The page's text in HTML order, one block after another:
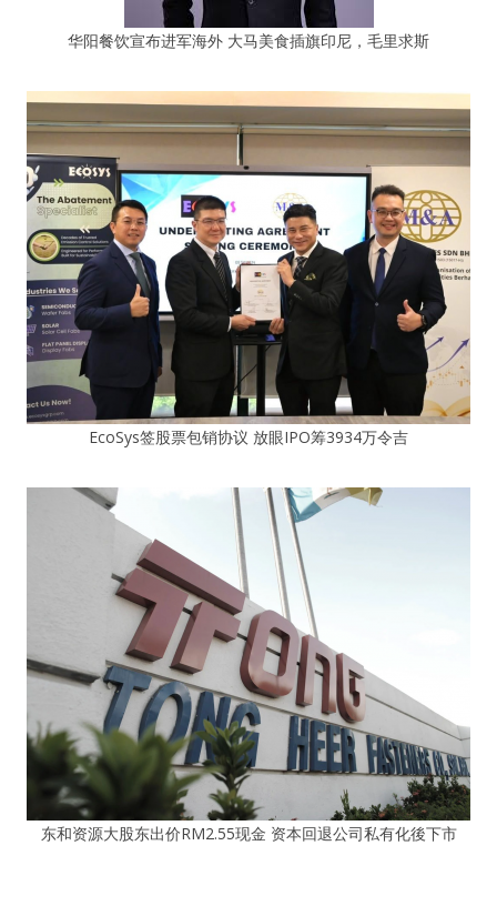
华阳餐饮宣布进军海外 大马美食插旗印尼，毛里求斯
EcoSys签股票包销协议 放眼IPO筹3934万令吉
东和资源大股东出价RM2.55现金 资本回退公司私有化後下市